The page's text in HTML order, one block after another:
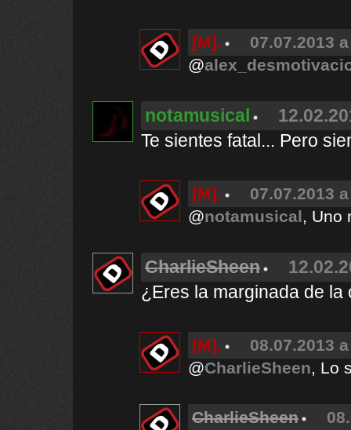
[M].
07.07.2013
@
notamusical
Te sientes fatal... Pero
[M].
07.07.2013
@notamusical, Uno
CharlieSheen
¿Eres la marginada de la
[M].
08.07.2013
@CharlieSheen, Lo
CharlieSheen